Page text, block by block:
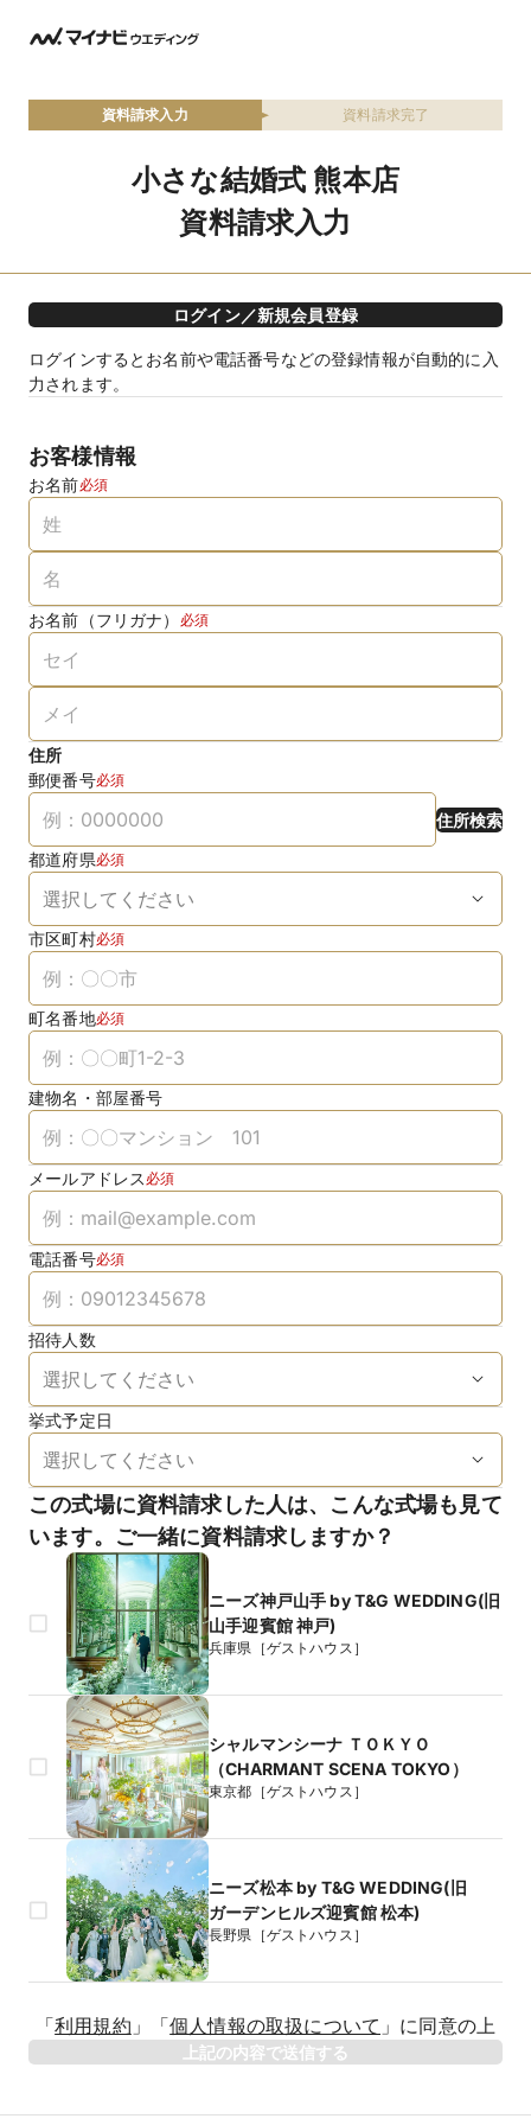
資料請求入力 資料請求完了
小さな結婚式 熊本店
資料請求入力
ログイン／新規会員登録
ログインするとお名前や電話番号などの登録情報が自動的に入
力されます。
お客様情報
お名前必須
お名前（フリガナ） 必須
住所
郵便番号必須
住所検索
都道府県必須
市区町村必須
町名番地必須
建物名・部屋番号
メールアドレス 必須
電話番号必須
招待人数
挙式予定日
この式場に資料請求した人は、こんな式場も見て
います。ご一緒に資料請求しますか？
ニーズ神戸山手 by T&G WEDDING(旧
山手迎賓館 神戸)
兵庫県［ゲストハウス］
シャルマンシーナ ＴＯＫＹＯ
（CHARMANT SCENA TOKYO）
東京都［ゲストハウス］
ニーズ松本 by T&G WEDDING(旧
ガーデンヒルズ迎賓館 松本)
長野県［ゲストハウス］
年
「利用規約 」 「個人情報の取扱について 」 に同意の上
上記の内容で送信する